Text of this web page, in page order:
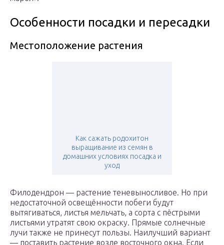
Особенности посадки и пересадки
Местоположение растения
Как сажать родохитон
выращивание из семян в
домашних условиях посадка и
уход
Филодендрон — растение теневыносливое. Но при
недостаточной освещённости побеги будут
вытягиваться, листья мельчать, а сорта с пёстрыми
листьями утратят свою окраску. Прямые солнечные
лучи также не принесут пользы. Наилучший вариант
— поставить растение возле восточного окна. Если